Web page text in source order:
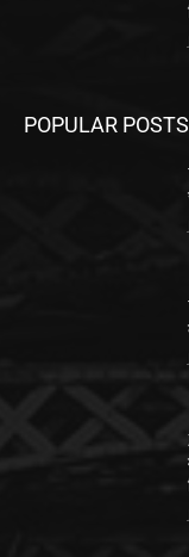
POPULAR POSTS